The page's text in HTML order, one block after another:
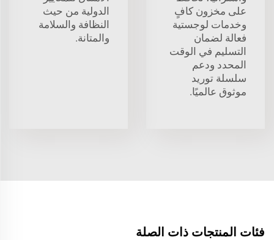
على مخزون كافٍ
وخدمات لوجستية
فعالة لضمان
التسليم في الوقت
المحدد ودعم
سلسلة توريد
موثوق عالميًا.
الدولية من حيث
النظافة والسلامة
والمتانة.
فئات المنتجات ذات الصلة